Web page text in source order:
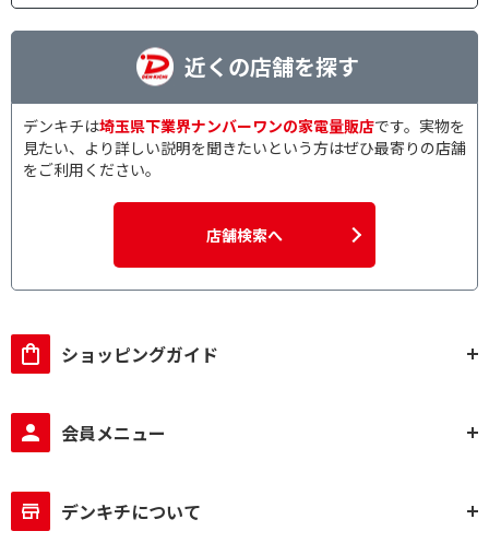
近くの店舗を探す
デンキチは埼玉県下業界ナンバーワンの家電量販店です。実物を
見たい、より詳しい説明を聞きたいという方はぜひ最寄りの店舗
をご利用ください。
店舗検索へ
ショッピングガイド
会員メニュー
デンキチについて